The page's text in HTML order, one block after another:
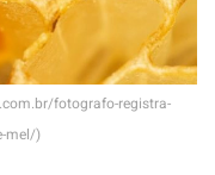
fotografo-registra-
mel/)